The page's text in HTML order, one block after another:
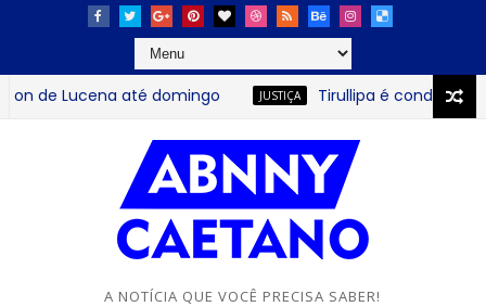
de Lucena até domingo JUSTIÇA Tirullipa é condenado a
A NOTÍCIA QUE VOCÊ PRECISA SABER!